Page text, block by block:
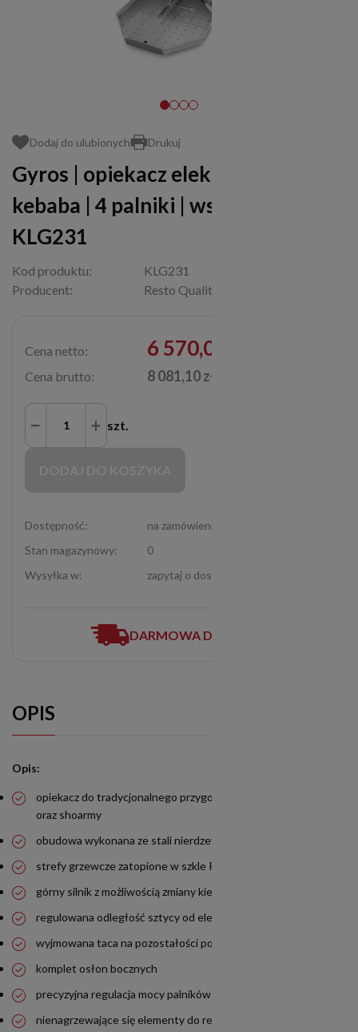
Dodaj do ulubionych Drukuj
Gyros | opiekacz elektryczny do
kebaba | 4 palniki | wsad 60kg
KLG231
Kod produktu:
KLG231
Producent:
Resto Quality
Cena netto: 6 570,00 zł
Cena brutto: 8 081,10 zł
szt.
Dostępność:
na zamówienie
Stan magazynowy:
0
Wysyłka w:
zapytaj o dostępność (12-307-06-72)
DARMOWA DOSTAWA
OPIS
Opis:
opiekacz do tradycjonalnego przygotowywania kebaba, gyrosa
oraz shoarmy
obudowa wykonana ze stali nierdzewnej
strefy grzewcze zatopione w szkle ROBAX
górny silnik z możliwością zmiany kierunku obrotów
regulowana odległość sztycy od elementów grzejnych
wyjmowana taca na pozostałości po opiekaniu oraz tłuszcz
komplet osłon bocznych
precyzyjna regulacja mocy palników
nienagrzewające się elementy do regulacji sztycy